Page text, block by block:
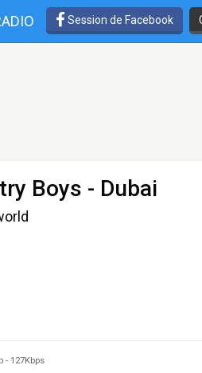
Session de Facebook
Boys - Dubai
- 127Kbps